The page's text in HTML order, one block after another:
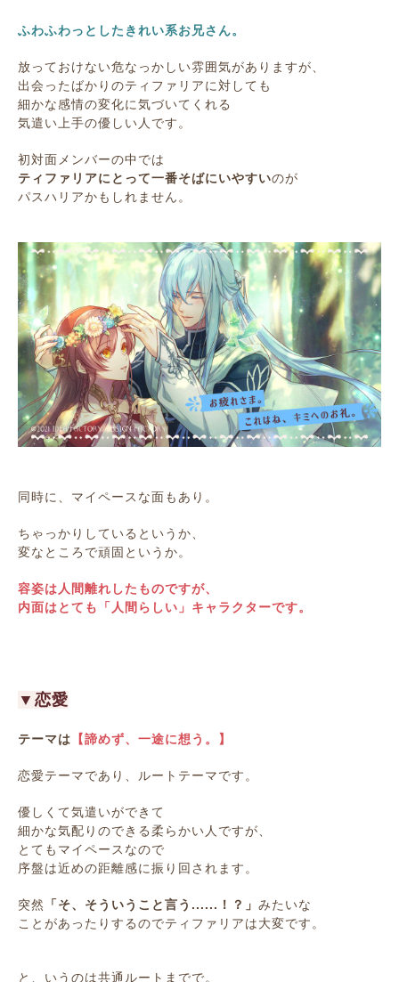
ふわふわっとしたきれい系お兄さん。
放っておけない危なっかしい雰囲気がありますが、
出会ったばかりのティファリアに対しても
細かな感情の変化に気づいてくれる
気遣い上手の優しい人です。
初対面メンバーの中では
ティファリアにとって一番そばにいやすいのが
パスハリアかもしれません。
同時に、マイペースな面もあり。
ちゃっかりしているというか、
変なところで頑固というか。
容姿は人間離れしたものですが、
内面はとても「人間らしい」キャラクターです。
▼恋愛
テーマは 【諦めず、一途に想う。】
恋愛テーマであり、ルートテーマです。
優しくて気遣いができて
細かな気配りのできる柔らかい人ですが、
とてもマイペースなので
序盤は近めの距離感に振り回されます。
突然 「そ、そういうこと言う......！？」 みたいな
ことがあったりするのでティファリアは大変です。
と、いうのは共通ルートまでで。